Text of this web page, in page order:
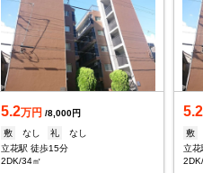
5.2万円 /8,000円
敷
なし 礼
なし
立花駅 徒歩15分
2DK/34㎡
5.2
敷
立